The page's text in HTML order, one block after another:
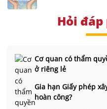
Hỏi
Cơ quan có thẩm
ở riêng lẻ
Gia hạn Giấy phép
hoàn công?